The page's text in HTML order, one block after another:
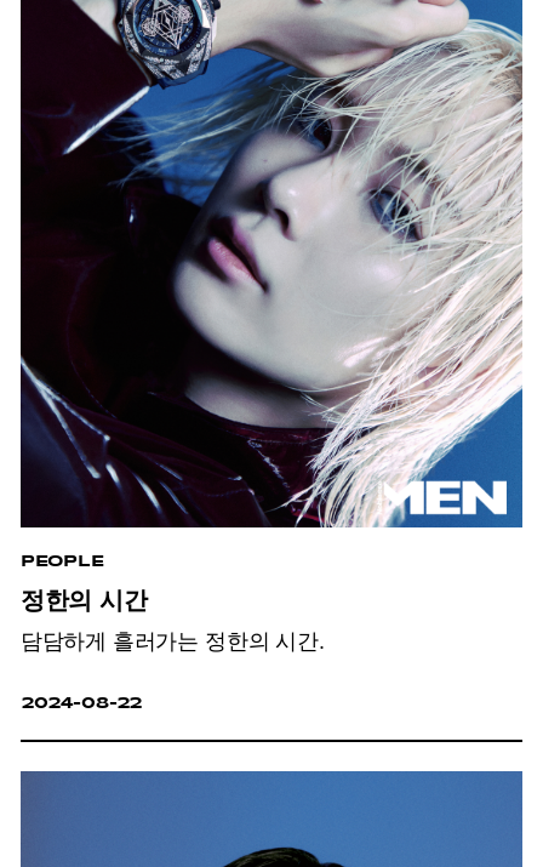
PEOPLE
정한의 시간
담담하게 흘러가는 정한의 시간.
2024-08-22